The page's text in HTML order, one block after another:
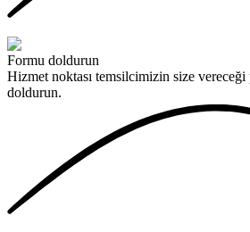
Formu doldurun
Hizmet noktası temsilcimizin size
doldurun.